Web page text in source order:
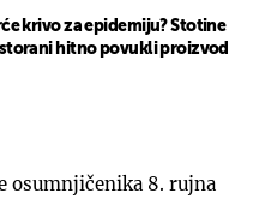
krivo za epidemiju? Stotine
hitno povukli proizvod
osumnjičenika 8. rujna